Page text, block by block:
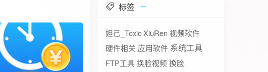
标签
妲己_ToxicXiuRen 视频软件
硬件相关 应用软件 系统工具
FTP工具 换脸视频 换脸